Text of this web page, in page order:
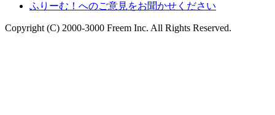
ふりーむ！へのご意見をお聞かせください
Copyright (C) 2000-3000 Freem Inc. All Rights Reserved.